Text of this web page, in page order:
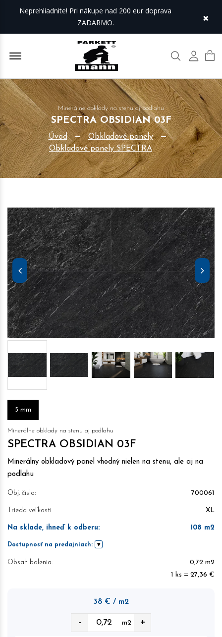
Neprehliadnite! Pri nákupe nad 200 eur doprava
ZADARMO.
×
Offcanvas Menu Open Hľadať Môj
Minerálne obklady na stenu aj podlahu
SPECTRA OBSIDIAN 03F
Úvod
Obkladové panely
Obkladové panely SPECTRA
5 mm
Minerálne obklady na stenu aj podlahu
SPECTRA OBSIDIAN 03F
Minerálny obkladový panel vhodný nielen na stenu, ale aj na
podlahu
Obj. čislo: 700061
Trieda veľkosti XL
Na sklade, ihneď k odberu: 108 m2
Dostupnosť na predajniach:
Obsah balenia:
0,72 m2
1 ks = 27,36 €
38 € / m2
- m2 +